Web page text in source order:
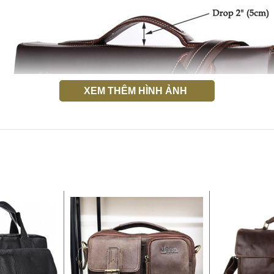
XEM THÊM HÌNH ẢNH